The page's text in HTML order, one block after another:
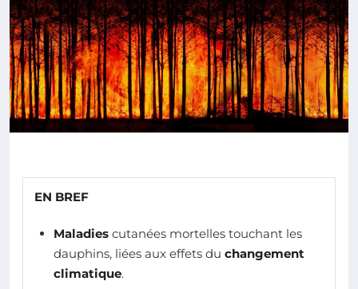
EN BREF
Maladies cutanées mortelles touchant les
dauphins, liées aux effets du changement
climatique.